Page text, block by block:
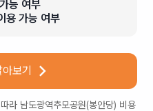
능 여부
용 가능 여부
보기
라 남도광역추모공원(봉안당) 비용